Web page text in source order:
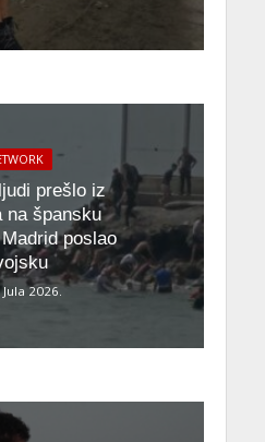
prešlo iz
na špansku
poslao
2026.